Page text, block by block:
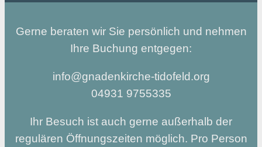
Gerne beraten wir Sie persönlich und nehmen
Ihre Buchung entgegen:
info@gnadenkirche-tidofeld.org
04931 9755335
Ihr Besuch ist auch gerne außerhalb der
regulären Öffnungszeiten möglich. Pro Person